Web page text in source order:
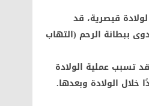
قيصرية، قد
ببطانة الرحم (التهاب
تسبب عملية الولادة
خلال الولادة وبعدها.